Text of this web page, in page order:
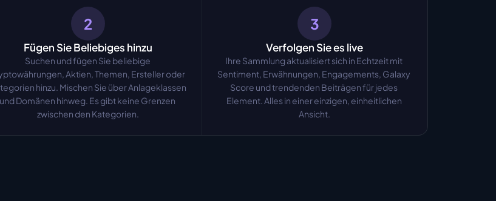
2
Fügen Sie Beliebiges hinzu
Suchen und fügen Sie beliebige
Aktien, Themen, Ersteller oder
hinzu. Mischen Sie über Anlageklassen
und Domänen hinweg. Es gibt keine Grenzen
zwischen den Kategorien.
3
Verfolgen Sie es live
Ihre Sammlung aktualisiert sich in Echtzeit mit
Sentiment, Erwähnungen, Engagements, Galaxy
Score und trendenden Beiträgen für jedes
Element. Alles in einer einzigen, einheitlichen
Ansicht.